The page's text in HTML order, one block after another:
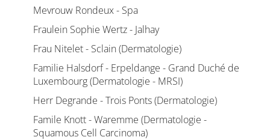
Mevrouw Rondeux - Spa
Fraulein Sophie Wertz - Jalhay
Frau Nitelet - Sclain (Dermatologie)
Familie Halsdorf - Erpeldange - Grand Duché de
Luxembourg (Dermatologie - MRSI)
Herr Degrande - Trois Ponts (Dermatologie)
Famile Knott - Waremme (Dermatologie -
Squamous Cell Carcinoma)